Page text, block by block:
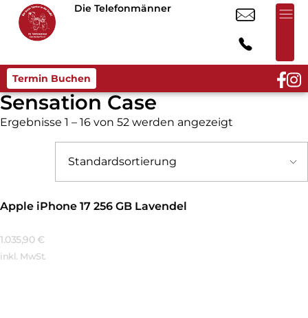
Die Telefonmänner
Termin Buchen
Sensation Case
Ergebnisse 1 – 16 von 52 werden angezeigt
Apple iPhone 17 256 GB Lavendel
1.035,90 €
inkl. MwSt.